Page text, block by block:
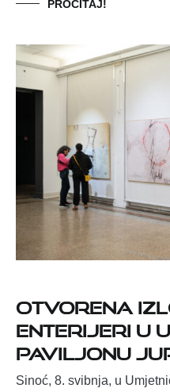
PROČITAJ!
Otvorena
Enterijeri u
paviljonu
Sinoć, 8. svibnja, u